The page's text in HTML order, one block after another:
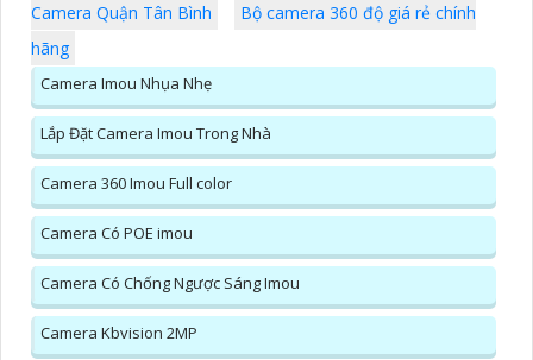
Camera Quận Tân Bình
Bộ camera 360 độ giá rẻ chính
hãng
Camera Imou Nhụa Nhẹ
Lắp Đặt Camera Imou Trong Nhà
Camera 360 Imou Full color
Camera Có POE imou
Camera Có Chống Ngược Sáng Imou
Camera Kbvision 2MP